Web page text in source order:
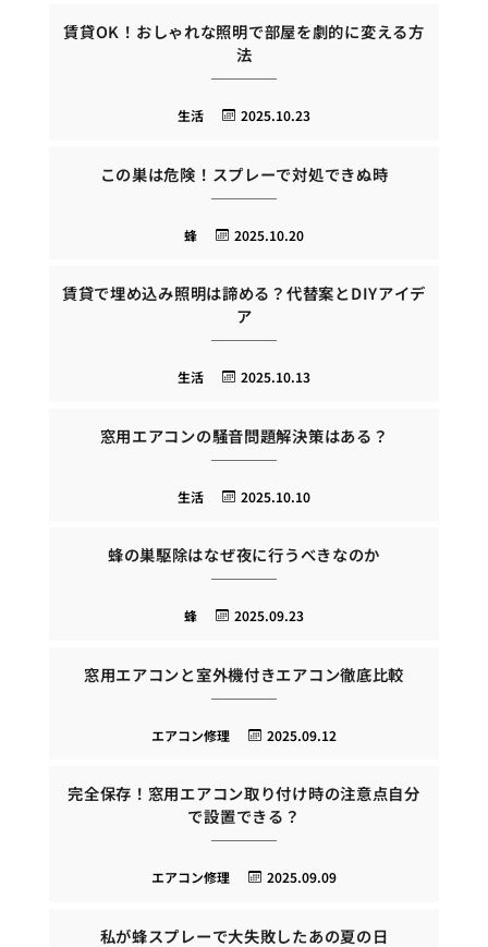
賃貸OK！おしゃれな照明で部屋を劇的に変える方
法
2025.10.23
生活
この巣は危険！スプレーで対処できぬ時
2025.10.20
蜂
賃貸で埋め込み照明は諦める？代替案とDIYアイデ
ア
2025.10.13
生活
窓用エアコンの騒音問題解決策はある？
2025.10.10
生活
蜂の巣駆除はなぜ夜に行うべきなのか
2025.09.23
蜂
窓用エアコンと室外機付きエアコン徹底比較
2025.09.12
エアコン修理
完全保存！窓用エアコン取り付け時の注意点自分
で設置できる？
2025.09.09
エアコン修理
私が蜂スプレーで大失敗したあの夏の日